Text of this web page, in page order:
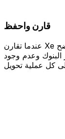
قارن واحفظ
عندما تقارن Xe بالبنوك الرائدة ومقدمي الخدمات الرائدين، يتضح
البنوك وعدم وجود